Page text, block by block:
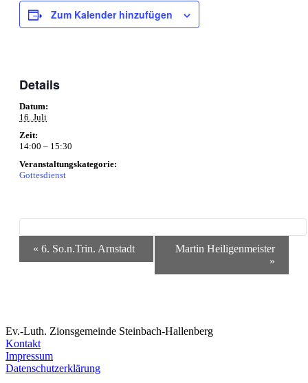
Zum Kalender hinzufügen
Details
Datum:
16. Juli
Zeit:
14:00 – 15:30
Veranstaltungskategorie:
Gottesdienst
Veranstaltung-
« 6. So.n.Trin. Arnstadt
Martin Heiligenmeister
»
Ev.-Luth. Zionsgemeinde Steinbach-Hallenberg
Kontakt
Impressum
Datenschutzerklärung